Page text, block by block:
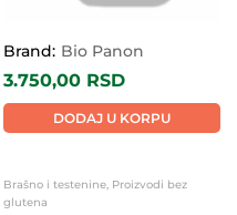
Brand: Bio Panon
3.750,00 RSD
DODAJ U KORPU
Brašno i testenine, Proizvodi bez
glutena